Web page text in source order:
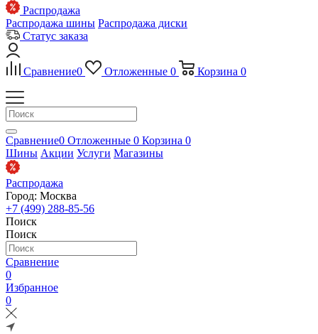
Распродажа
Распродажа шины Распродажа диски
Статус заказа
Сравнение0 Отложенные 0 Корзина 0
Сравнение0 Отложенные 0 Корзина 0
Шины Акции Услуги Магазины
Распродажа
Город: Москва
+7 (499) 288-85-56
Поиск
Поиск
Сравнение
0
Избранное
0